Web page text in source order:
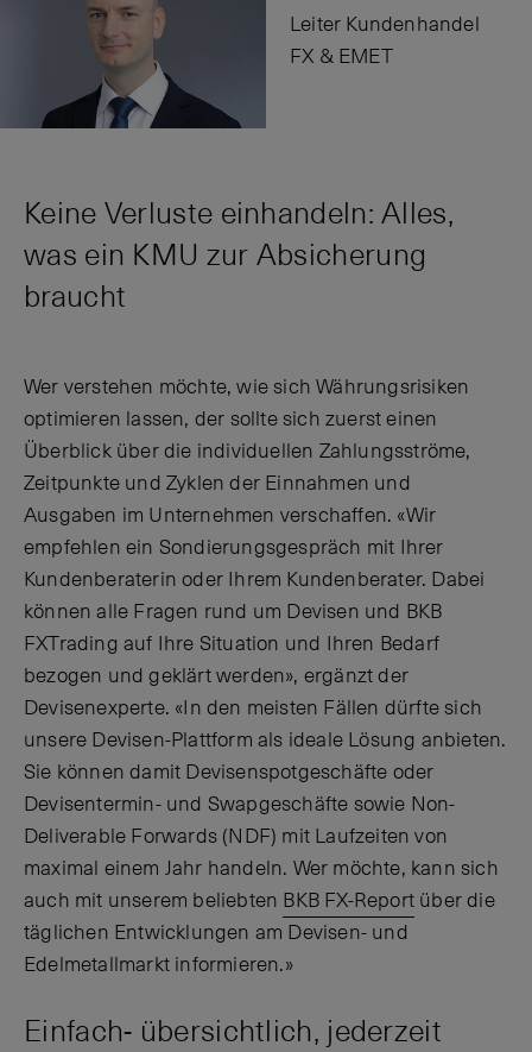
Leiter Kundenhandel
FX & EMET
Keine Verluste einhandeln: Alles,
was ein KMU zur Absicherung
braucht
Wer verstehen möchte, wie sich Währungsrisiken
optimieren lassen, der sollte sich zuerst einen
Überblick über die individuellen Zahlungsströme,
Zeitpunkte und Zyklen der Einnahmen und
Ausgaben im Unternehmen verschaffen. «Wir
empfehlen ein Sondierungsgespräch mit Ihrer
Kundenberaterin oder Ihrem Kundenberater. Dabei
können alle Fragen rund um Devisen und BKB
FXTrading auf Ihre Situation und Ihren Bedarf
bezogen und geklärt werden», ergänzt der
Devisenexperte. «In den meisten Fällen dürfte sich
unsere Devisen-Plattform als ideale Lösung anbieten.
Sie können damit Devisenspotgeschäfte oder
Devisentermin- und Swapgeschäfte sowie Non-
Deliverable Forwards (NDF) mit Laufzeiten von
maximal einem Jahr handeln. Wer möchte, kann sich
auch mit unserem beliebten BKB FX-Report über die
täglichen Entwicklungen am Devisen- und
Edelmetallmarkt informieren.»
Einfach- übersichtlich, jederzeit